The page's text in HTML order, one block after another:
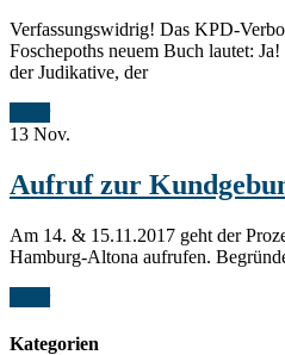
Verfassungswidrig! Das KPD-
Foschepoths neuem Buch lautet:
der Judikative, der
13 Nov.
Aufruf zur
Am 14. & 15.11.2017 geht der
Hamburg-Altona aufrufen.
Kategorien